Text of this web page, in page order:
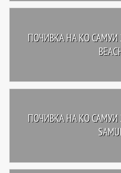
ПОЧИВКА НА КО САМУИ
ПОЧИВКА НА КО САМУИ